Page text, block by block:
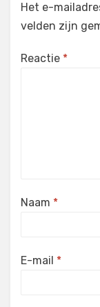
Het e-
velden zijn
Reactie *
Naam *
E-mail *